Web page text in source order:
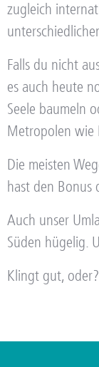
zugleich
Falls du nicht
es auch heute
Seele baumeln
Metropolen wie
Die meisten
hast den Bonus
Auch unser
Süden hügelig.
Klingt gut,